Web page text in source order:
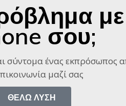
σου;
σύντομα ένας εκπρόσωπος
μαζί σας​
ΘΈΛΩ ΛΎΣΗ